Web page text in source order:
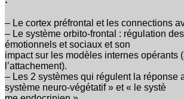
– Le cortex préfrontal et les connections
– Le système orbito-frontal : régulation
émotionnels et sociaux et son
impact sur les modèles internes opérants
l’attachement).
– Les 2 systèmes qui régulent la réponse
système neuro-végétatif » et « le systè